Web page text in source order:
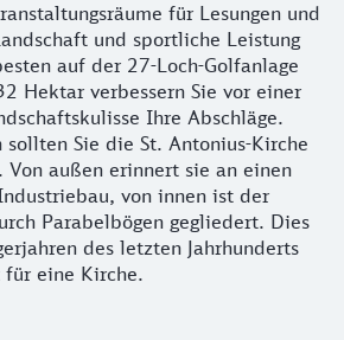
für Lesungen und
und sportliche Leistung
auf der 27-Loch-Golfanlage
Hektar verbessern Sie vor einer
Ihre Abschläge.
sollten Sie die St. Antonius-Kirche
außen erinnert sie an einen
von innen ist der
Parabelbögen gegliedert. Dies
des letzten Jahrhunderts
eine Kirche.